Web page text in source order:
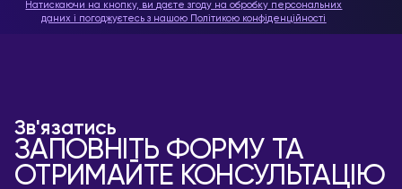
Натискаючи на кнопку, ви даєте згоду на обробку персональних
даних і погоджуєтесь з нашою Політикою конфіденційності
Зв'язатись
ЗАПОВНІТЬ ФОРМУ ТА
ОТРИМАЙТЕ КОНСУЛЬТАЦІЮ